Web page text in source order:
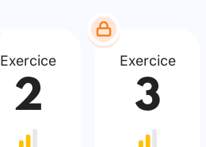
Exercice
2
Exercice
3